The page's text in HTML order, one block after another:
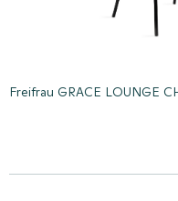
Freifrau GRACE LOUNGE